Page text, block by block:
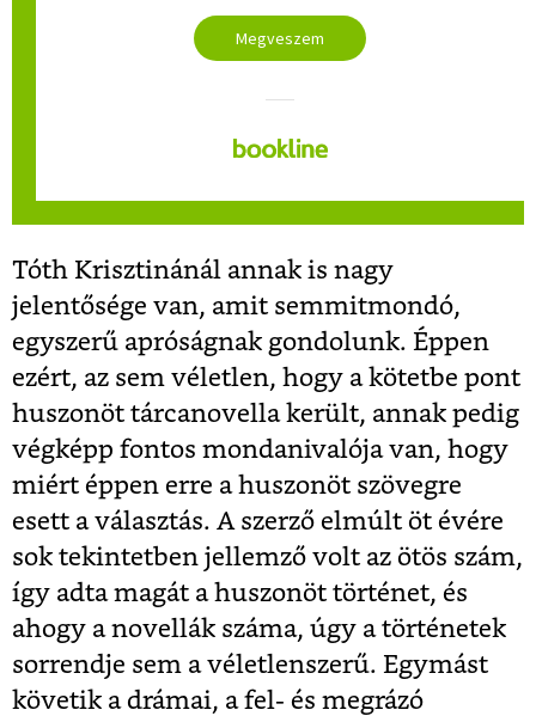
Megveszem
Tóth Krisztinánál annak is nagy
jelentősége van, amit semmitmondó,
egyszerű apróságnak gondolunk. Éppen
ezért, az sem véletlen, hogy a kötetbe pont
huszonöt tárcanovella került, annak pedig
végképp fontos mondanivalója van, hogy
miért éppen erre a huszonöt szövegre
esett a választás. A szerző elmúlt öt évére
sok tekintetben jellemző volt az ötös szám,
így adta magát a huszonöt történet, és
ahogy a novellák száma, úgy a történetek
sorrendje sem a véletlenszerű. Egymást
követik a drámai, a fel- és megrázó